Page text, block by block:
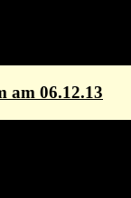
am 06.12.13